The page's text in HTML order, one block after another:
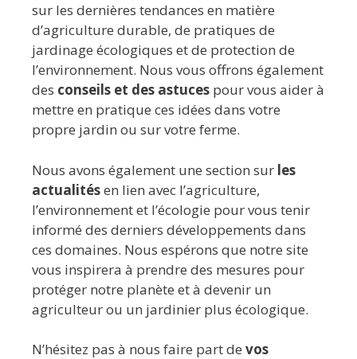
sur les dernières tendances en matière
d’agriculture durable, de pratiques de
jardinage écologiques et de protection de
l’environnement. Nous vous offrons également
des conseils et des astuces pour vous aider à
mettre en pratique ces idées dans votre
propre jardin ou sur votre ferme.
Nous avons également une section sur les
actualitésen lien avec l’agriculture,
l’environnement et l’écologie pour vous tenir
informé des derniers développements dans
ces domaines. Nous espérons que notre site
vous inspirera à prendre des mesures pour
protéger notre planète et à devenir un
agriculteur ou un jardinier plus écologique.
N’hésitez pas à nous faire part de vos